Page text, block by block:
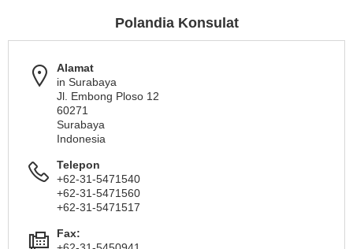
Polandia Konsulat
Alamat
in Surabaya
Jl. Embong Ploso 12
60271
Surabaya
Indonesia
Telepon
+62-31-5471540
+62-31-5471560
+62-31-5471517
Fax: